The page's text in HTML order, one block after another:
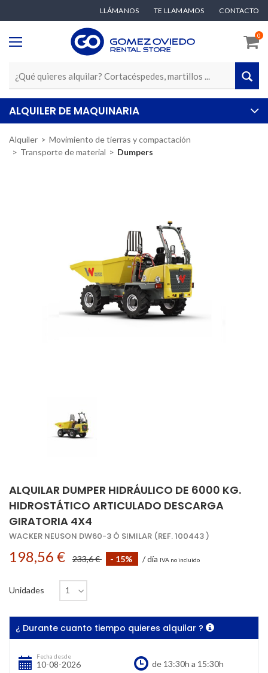
LLÁMANOS TE LLAMAMOS CONTACTO
0
ALQUILER DE MAQUINARIA
Alquiler
Movimiento de tierras y compactación
Transporte de material
Dumpers
ALQUILAR DUMPER HIDRÁULICO DE 6000 KG.
HIDROSTÁTICO ARTICULADO DESCARGA
GIRATORIA 4X4
WACKER NEUSON DW60-3 Ó SIMILAR (REF. 100443 )
198,56 € 233,6 € - 15% / día IVA no incluido
Unidades
¿ Durante cuanto tiempo quieres alquilar ?
Fecha desde